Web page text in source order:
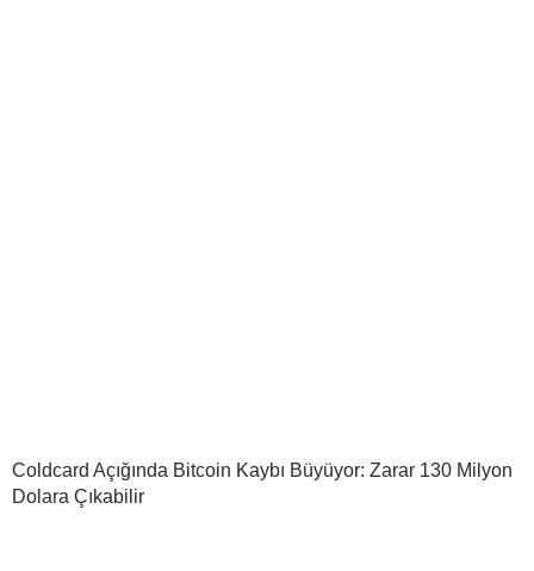
Coldcard Açığında Bitcoin Kaybı Büyüyor: Zarar 130 Milyon
Dolara Çıkabilir